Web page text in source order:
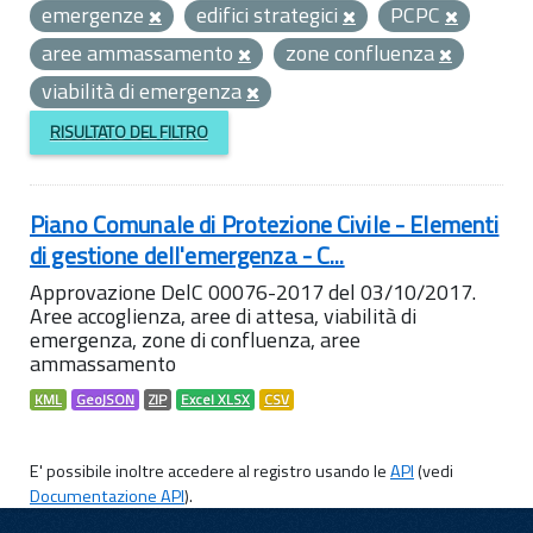
emergenze
edifici strategici
PCPC
aree ammassamento
zone confluenza
viabilità di emergenza
RISULTATO DEL FILTRO
Piano Comunale di Protezione Civile - Elementi
di gestione dell'emergenza - C...
Approvazione DelC 00076-2017 del 03/10/2017.
Aree accoglienza, aree di attesa, viabilità di
emergenza, zone di confluenza, aree
ammassamento
KML GeoJSON ZIP Excel XLSX CSV
E' possibile inoltre accedere al registro usando leAPI(vedi
Documentazione API).